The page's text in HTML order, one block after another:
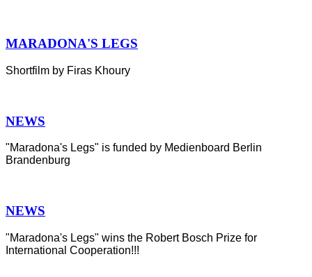
MARADONA'S LEGS
Shortfilm by Firas Khoury
NEWS
"Maradona's Legs" is funded by Medienboard Berlin
Brandenburg
NEWS
"Maradona's Legs" wins the Robert Bosch Prize for
International Cooperation!!!